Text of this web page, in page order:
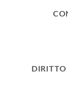
DIRITTO